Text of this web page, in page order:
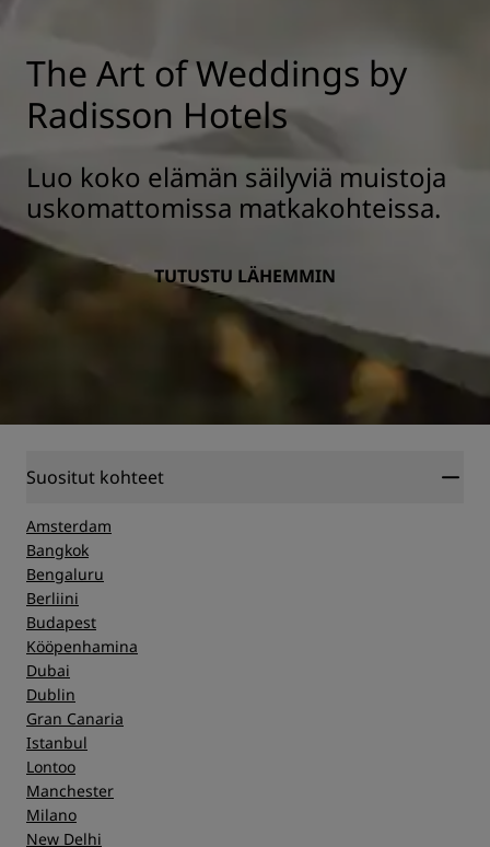
The Art of Weddings by
Radisson Hotels
Luo koko elämän säilyviä muistoja
uskomattomissa matkakohteissa.
TUTUSTU LÄHEMMIN
Suositut kohteet
Amsterdam
Bangkok
Bengaluru
Berliini
Budapest
Kööpenhamina
Dubai
Dublin
Gran Canaria
Istanbul
Lontoo
Manchester
Milano
New Delhi